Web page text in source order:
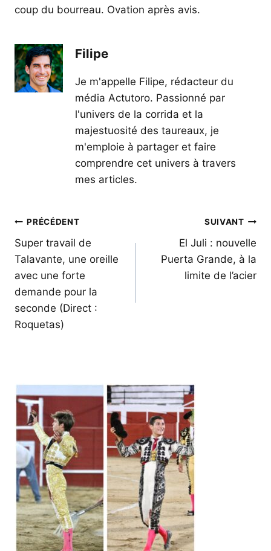
coup du bourreau. Ovation après avis.
Filipe
Je m'appelle Filipe, rédacteur du
média Actutoro. Passionné par
l'univers de la corrida et la
majestuosité des taureaux, je
m'emploie à partager et faire
comprendre cet univers à travers
mes articles.
Navigation
de
l’article
PRÉCÉDENT
Super travail de
Talavante, une oreille
avec une forte
demande pour la
seconde (Direct :
Roquetas)
SUIVANT
El Juli : nouvelle
Puerta Grande, à la
limite de l’acier